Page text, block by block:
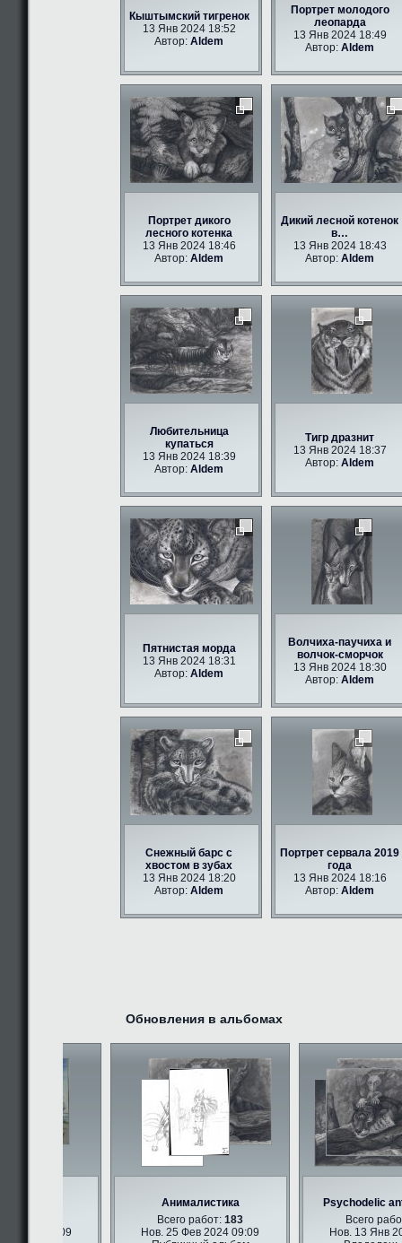
Кыштымский тигренок
13 Янв 2024 18:52
Автор:Aldem
Портрет молодого
леопарда
13 Янв 2024 18:49
Автор:Aldem
Портрет дикого
лесного котенка
13 Янв 2024 18:46
Автор:Aldem
Дикий лесной котенок
в…
13 Янв 2024 18:43
Автор:Aldem
Любительница
купаться
13 Янв 2024 18:39
Автор:Aldem
Тигр дразнит
13 Янв 2024 18:37
Автор:Aldem
Пятнистая морда
13 Янв 2024 18:31
Автор:Aldem
Волчиха-паучиха и
волчок-сморчок
13 Янв 2024 18:30
Автор:Aldem
Снежный барс с
хвостом в зубах
13 Янв 2024 18:20
Автор:Aldem
Портрет сервала 2019
года
13 Янв 2024 18:16
Автор:Aldem
Обновления в альбомах
Анималистика
Всего работ:183
Нов. 25 Фев 2024 09:09
Psychodelic
Всего работ:
Нов. 13 Янв